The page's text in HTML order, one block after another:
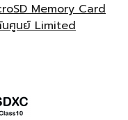
Memory Card
นศูนย์ Limited